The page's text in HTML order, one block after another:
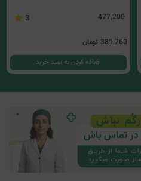
477,200
3
381,760 تومان
اضافه کردن به سبد خرید